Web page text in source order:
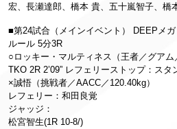
宏、長瀬達郎、橋本 貴、五十嵐智子、橋
■第24試合（メインイベント） DEEPメ
ルール 5分3R
○ロッキー・マルティネス（王者／グアム
TKO 2R 2’09” レフェリーストップ：スタ
×誠悟（挑戦者／AACC／120.40kg）
レフェリー：和田良覚
ジャッジ：
松宮智生(1R 10-8/)